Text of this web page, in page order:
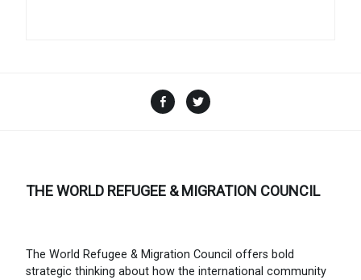
Facebook
THE WORLD REFUGEE & MIGRATION COUNCIL
The World Refugee & Migration Council offers bold
strategic thinking about how the international community